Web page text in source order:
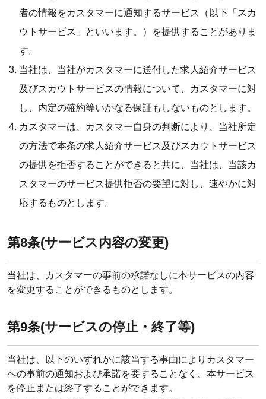
者の情報をカスタマーに通知するサービス（以下「スカ
ウトサービス」といいます。）を提供することがありま
す。
当社は、当社がカスタマーに送付した求人紹介サービス
及びスカウトサービスの情報について、カスタマーに対
し、内定の確約等いかなる保証もしないものとします。
カスタマーは、カスタマー自身の判断により、当社所定
の方法で本条の求人紹介サービス及びスカウトサービス
の提供を拒否することができると共に、当社は、当該カ
スタマーのサービス提供拒否の要望に対し、速やかに対
応するものとします。
第8条(サービス内容の変更)
当社は、カスタマーの事前の承諾なしに本サービスの内容
を変更することができるものとします。
第9条(サービスの停止・終了等)
当社は、以下のいずれかに該当する事由によりカスタマー
への事前の通知および承諾を要することなく、本サービス
を停止または終了することができます。